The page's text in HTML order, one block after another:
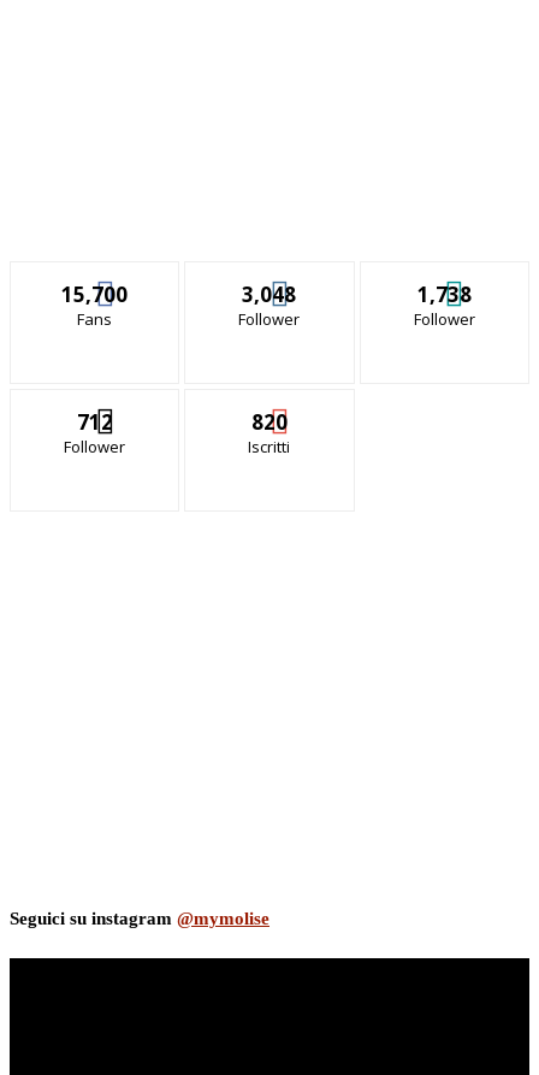
15,700
Fans
3,048
Follower
1,738
Follower
712
Follower
820
Iscritti
Seguici su instagram @mymolise